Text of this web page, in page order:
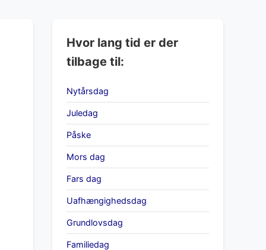
Hvor lang tid er der
tilbage til:
Nytårsdag
Juledag
Påske
Mors dag
Fars dag
Uafhængighedsdag
Grundlovsdag
Familiedag